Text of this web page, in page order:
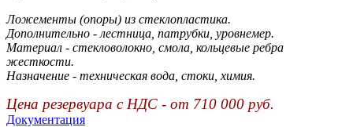
Ложементы (опоры) из стеклопластика.
Дополнительно - лестница, патрубки, уровнемер.
Материал - стекловолокно, смола, кольцевые ребра
жесткости.
Назначение - техническая вода, стоки, химия.
Цена резервуара с НДС - от 710 000 руб.
Документация